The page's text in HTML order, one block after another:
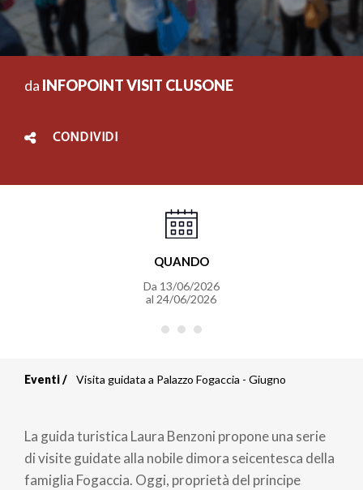
da INFOPOINT VISIT CLUSONE
CONDIVIDI
QUANDO
Da 13/06/2026
al 24/06/2026
di
pane
Eventi Visita guidata a Palazzo Fogaccia - Giugno
La guida turistica Laura Benzoni propone una serie
di visite guidate alla nobile dimora seicentesca della
famiglia Fogaccia. Oggi, proprietà del principe